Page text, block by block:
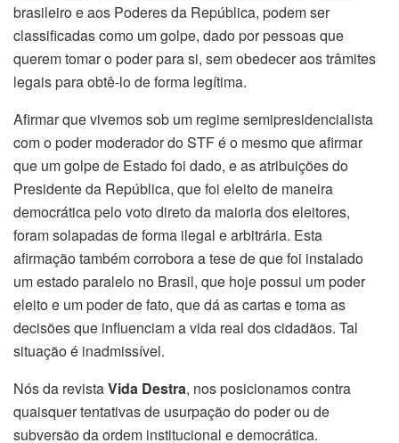
brasileiro e aos Poderes da República, podem ser
classificadas como um golpe, dado por pessoas que
querem tomar o poder para si, sem obedecer aos trâmites
legais para obtê-lo de forma legítima.
Afirmar que vivemos sob um regime semipresidencialista
com o poder moderador do STF é o mesmo que afirmar
que um golpe de Estado foi dado, e as atribuições do
Presidente da República, que foi eleito de maneira
democrática pelo voto direto da maioria dos eleitores,
foram solapadas de forma ilegal e arbitrária. Esta
afirmação também corrobora a tese de que foi instalado
um estado paralelo no Brasil, que hoje possui um poder
eleito e um poder de fato, que dá as cartas e toma as
decisões que influenciam a vida real dos cidadãos. Tal
situação é inadmissível.
Nós da revistaVida Destra, nos posicionamos contra
quaisquer tentativas de usurpação do poder ou de
subversão da ordem institucional e democrática.